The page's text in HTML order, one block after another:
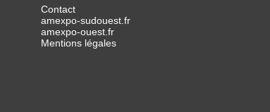
Contact
amexpo-sudouest.fr
amexpo-ouest.fr
Mentions légales